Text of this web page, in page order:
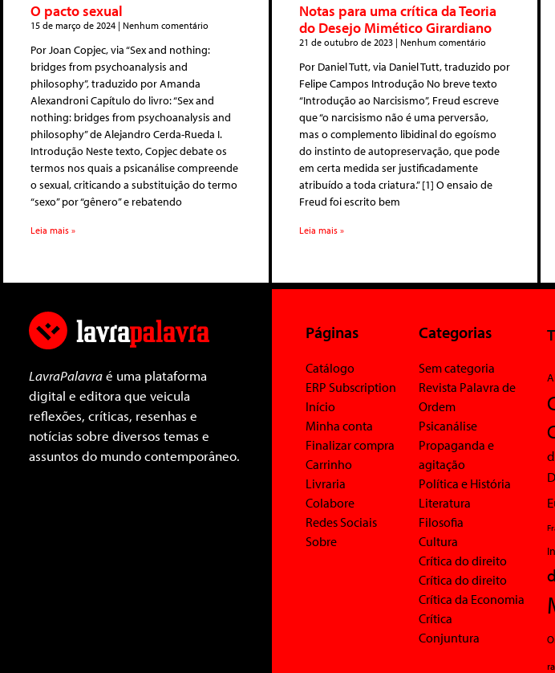
O pacto sexual
15 de março de 2024 Nenhum comentário
Por Joan Copjec, via “Sex and nothing:
bridges from psychoanalysis and
philosophy”, traduzido por Amanda
Alexandroni Capítulo do livro: “Sex and
nothing: bridges from psychoanalysis and
philosophy” de Alejandro Cerda-Rueda I.
Introdução Neste texto, Copjec debate os
termos nos quais a psicanálise compreende
o sexual, criticando a substituição do termo
“sexo” por “gênero” e rebatendo
Leia mais »
Notas para uma crítica da Teoria
do Desejo Mimético Girardiano
21 de outubro de 2023 Nenhum comentário
Por Daniel Tutt, via Daniel Tutt, traduzido por
Felipe Campos Introdução No breve texto
“Introdução ao Narcisismo”, Freud escreve
que “o narcisismo não é uma perversão,
mas o complemento libidinal do egoísmo
do instinto de autopreservação, que pode
em certa medida ser justificadamente
atribuído a toda criatura.” [1] O ensaio de
Freud foi escrito bem
Leia mais »
LavraPalavraé uma plataforma
digital e editora que veicula
reflexões, críticas, resenhas e
notícias sobre diversos temas e
assuntos do mundo contemporâneo.
Páginas
Catálogo
ERP Subscription
Início
Minha conta
Finalizar compra
Carrinho
Livraria
Colabore
Redes Sociais
Sobre
Categorias
Sem categoria
Revista Palavra de
Ordem
Psicanálise
Propaganda e
agitação
Política e História
Literatura
Filosofia
Cultura
Crítica do direito
Crítica do direito
Crítica da Economia
Crítica
Conjuntura